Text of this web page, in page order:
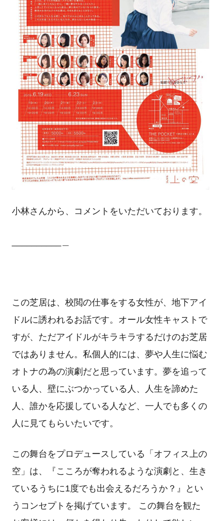
小林さんから、コメントをいただいております。
この芝居は、校閲の仕事をする女性が、地下アイ
ドルに誘われるお話です。オール女性キャストで
すが、ただアイドルがキラキラするだけのお芝居
ではありません。私個人的には、夢や人生に悩む
オトナの為の演劇だと思っています。夢を追って
いる人、壁にぶつかっている人、人生を諦めた
人、誰かを応援している人など、一人でも多くの
人に見てもらいたいです。
この舞台をプロデュースしている「オフィス上の
空」は、『こころが奪われるような演劇と、生き
ているうちに1度でも出会えるだろうか？』とい
うコンセプトを掲げています。 この舞台を観た